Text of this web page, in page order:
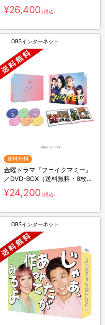
6枚組）
¥26,400（税込）
OBSインターネット
送料無料
金曜ドラマ『フェイクマミー』
／DVD-BOX（送料無料・6枚
組）
¥24,200（税込）
OBSインターネット